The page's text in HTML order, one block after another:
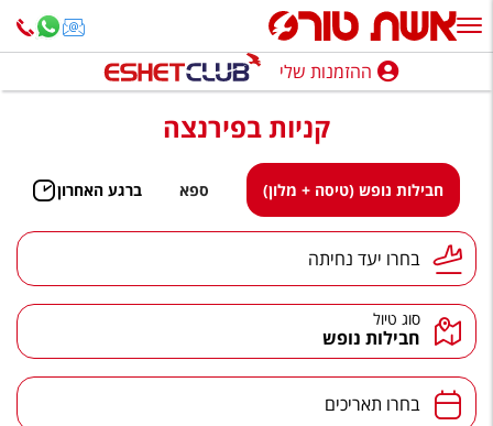
ההזמנות שלי
חופשה לפי סגנון
מלונות באילת
טיולים מאורגנים
סגנונות טיול
הרגע האחרון
ההזמנות שלי
קניות בפירנצה
חבילות נופש (טיסה + מלון) ספא ברגע האחרון
יעד נחיתהבחרו יעד נחיתה
סוג טיול
חבילות נופש
תאריכים בחרו תאריכים